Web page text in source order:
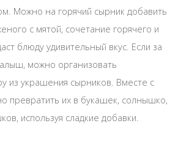
Можно на горячий сырник добавить
с мятой, сочетание горячего и
блюду удивительный вкус. Если за
можно организовать
из украшения сырников. Вместе с
превратить их в букашек, солнышко,
используя сладкие добавки.